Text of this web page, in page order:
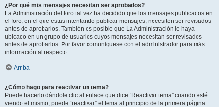
¿Por qué mis mensajes necesitan ser aprobados?
La Administración del foro tal vez ha decidido que los mensajes publicados en
el foro, en el que estas intentando publicar mensajes, necesiten ser revisados
antes de aprobarlos. También es posible que La Administración le haya
ubicado en un grupo de usuarios cuyos mensajes necesitan ser revisados
antes de aprobarlos. Por favor comuníquese con el administrador para más
información al respecto.
Arriba
¿Cómo hago para reactivar un tema?
Puede hacerlo dándole clic al enlace que dice “Reactivar tema” cuando esté
viendo el mismo, puede “reactivar” el tema al principio de la primera página.